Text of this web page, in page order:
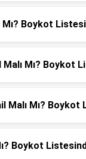
Mı? Boykot
Mı? Boykot
Malı Mı?
Boykot